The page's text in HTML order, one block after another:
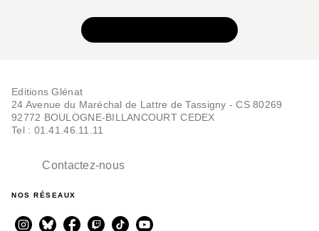
Editions Glénat
24 Avenue du Maréchal de Lattre de Tassigny - CS 80269
92772 BOULOGNE-BILLANCOURT CEDEX
Tel : 01.41.46.11.11
Contactez-nous
NOS RÉSEAUX